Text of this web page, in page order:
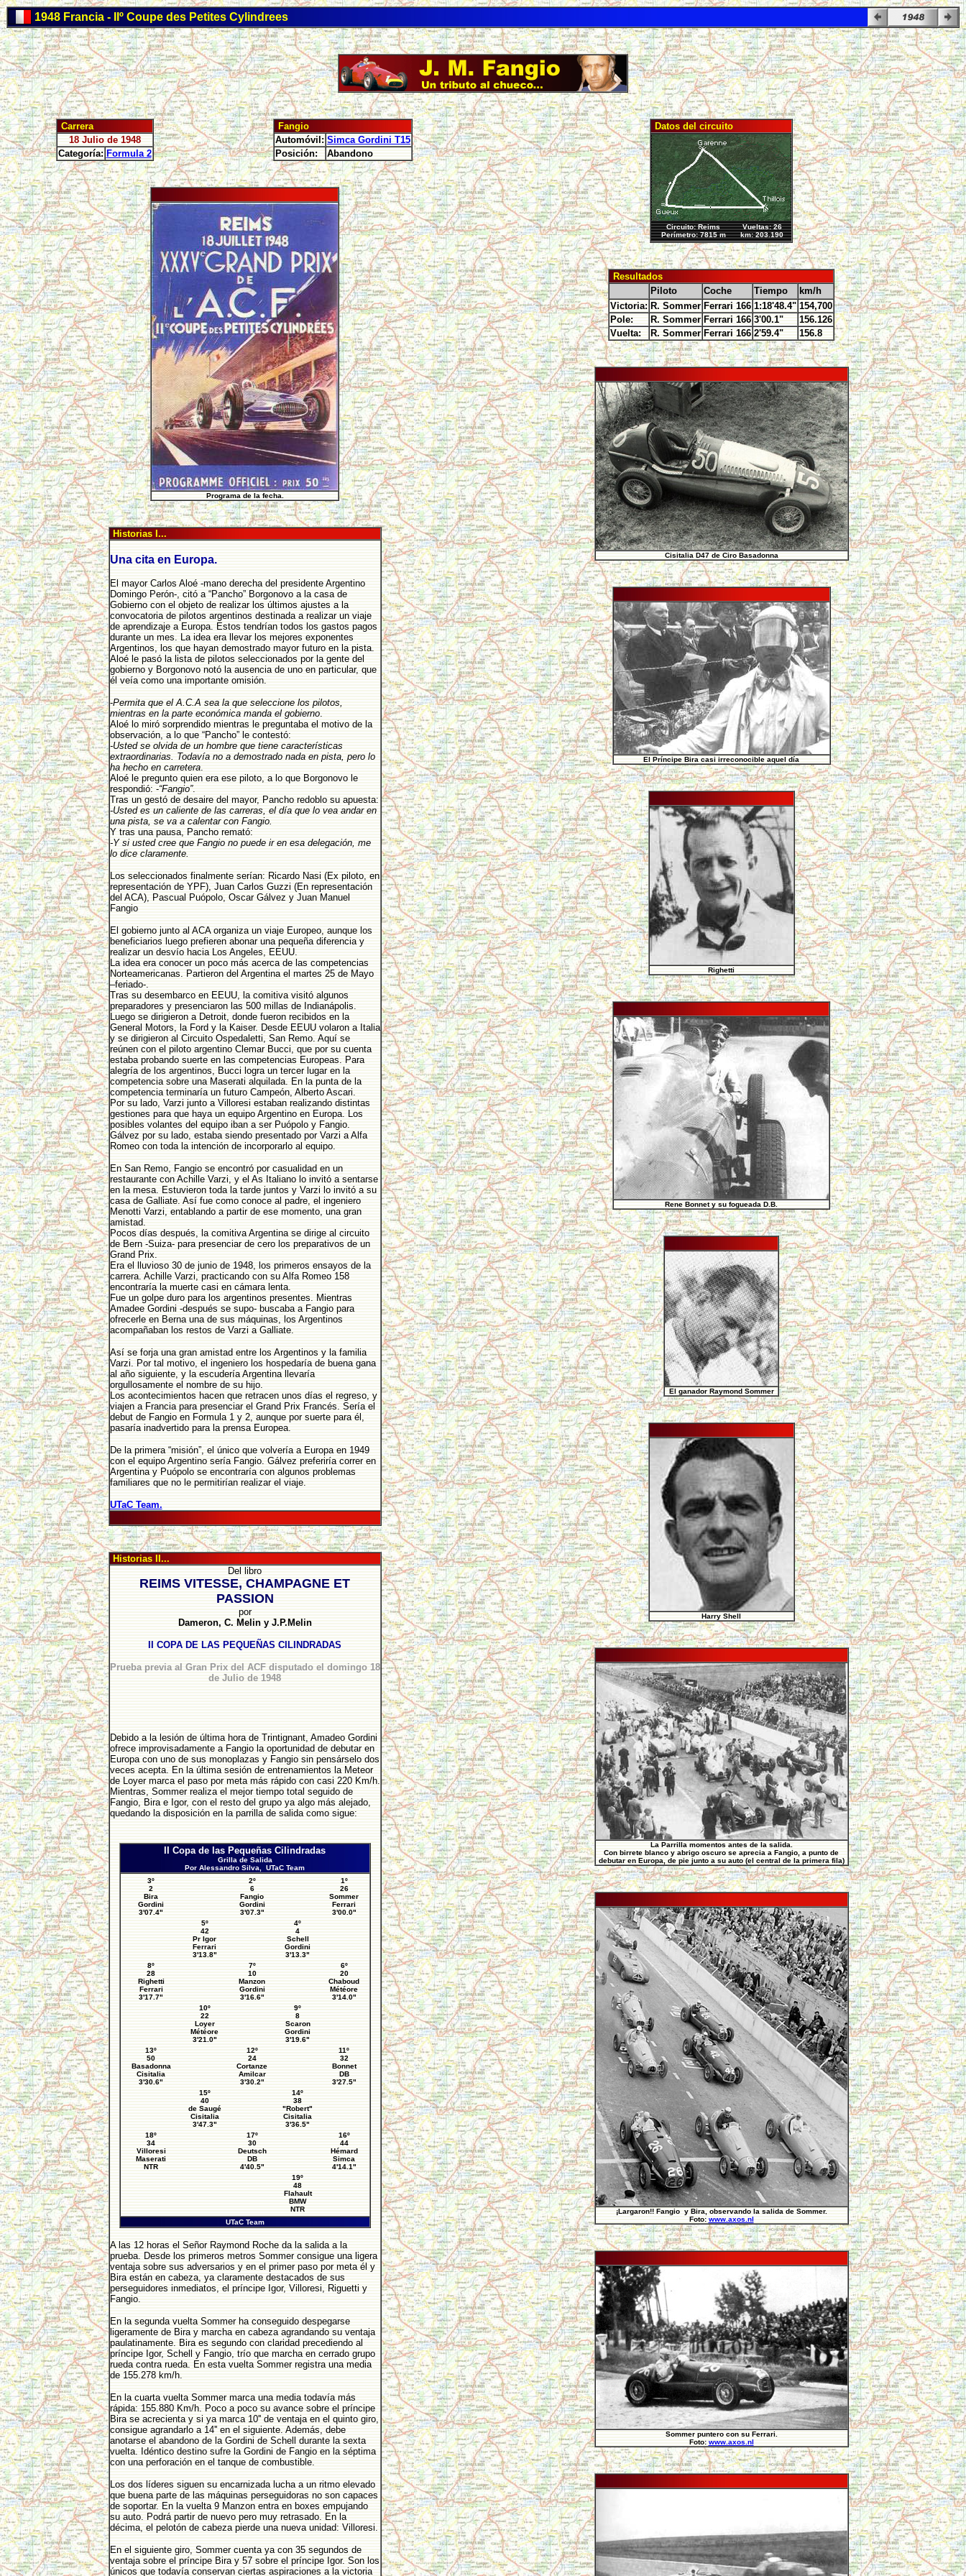
1948 Francia - IIº Coupe des Petites Cylindrees
Carrera
18 Julio de 1948
Categoría: Formula 2
Fangio
Automóvil: Simca Gordini T15
Posición:
Abandono
Programa de la fecha.
Historias I...
Una cita en Europa.
El mayor Carlos Aloé -mano derecha del presidente Argentino
Domingo Perón-, citó a “Pancho” Borgonovo a la casa de
Gobierno con el objeto de realizar los últimos ajustes a la
convocatoria de pilotos argentinos destinada a realizar un viaje
de aprendizaje a Europa. Estos tendrían todos los gastos pagos
durante un mes. La idea era llevar los mejores exponentes
Argentinos, los que hayan demostrado mayor futuro en la pista.
Aloé le pasó la lista de pilotos seleccionados por la gente del
gobierno y Borgonovo notó la ausencia de uno en particular, que
él veía como una importante omisión.
-Permita que el A.C.A sea la que seleccione los pilotos,
mientras en la parte económica manda el gobierno.
Aloé lo miró sorprendido mientras le preguntaba el motivo de la
observación, a lo que “Pancho” le contestó:
-Usted se olvida de un hombre que tiene características
extraordinarias. Todavía no a demostrado nada en pista, pero lo
ha hecho en carretera.
Aloé le pregunto quien era ese piloto, a lo que Borgonovo le
respondió: -“Fangio”.
Tras un gestó de desaire del mayor, Pancho redoblo su apuesta:
-Usted es un caliente de las carreras, el día que lo vea andar en
una pista, se va a calentar con Fangio.
Y tras una pausa, Pancho remató:
-Y si usted cree que Fangio no puede ir en esa delegación, me
lo dice claramente.
Los seleccionados finalmente serían: Ricardo Nasi (Ex piloto, en
representación de YPF), Juan Carlos Guzzi (En representación
del ACA), Pascual Puópolo, Oscar Gálvez y Juan Manuel
Fangio
El gobierno junto al ACA organiza un viaje Europeo, aunque los
beneficiarios luego prefieren abonar una pequeña diferencia y
realizar un desvío hacia Los Angeles, EEUU.
La idea era conocer un poco más acerca de las competencias
Norteamericanas. Partieron del Argentina el martes 25 de Mayo
–feriado-.
Tras su desembarco en EEUU, la comitiva visitó algunos
preparadores y presenciaron las 500 millas de Indianápolis.
Luego se dirigieron a Detroit, donde fueron recibidos en la
General Motors, la Ford y la Kaiser. Desde EEUU volaron a Italia
y se dirigieron al Circuito Ospedaletti, San Remo. Aquí se
reúnen con el piloto argentino Clemar Bucci, que por su cuenta
estaba probando suerte en las competencias Europeas. Para
alegría de los argentinos, Bucci logra un tercer lugar en la
competencia sobre una Maserati alquilada. En la punta de la
competencia terminaría un futuro Campeón, Alberto Ascari.
Por su lado, Varzi junto a Villoresi estaban realizando distintas
gestiones para que haya un equipo Argentino en Europa. Los
posibles volantes del equipo iban a ser Puópolo y Fangio.
Gálvez por su lado, estaba siendo presentado por Varzi a Alfa
Romeo con toda la intención de incorporarlo al equipo.
En San Remo, Fangio se encontró por casualidad en un
restaurante con Achille Varzi, y el As Italiano lo invitó a sentarse
en la mesa. Estuvieron toda la tarde juntos y Varzi lo invitó a su
casa de Galliate. Así fue como conoce al padre, el ingeniero
Menotti Varzi, entablando a partir de ese momento, una gran
amistad.
Pocos días después, la comitiva Argentina se dirige al circuito
de Bern -Suiza- para presenciar de cero los preparativos de un
Grand Prix.
Era el lluvioso 30 de junio de 1948, los primeros ensayos de la
carrera. Achille Varzi, practicando con su Alfa Romeo 158
encontraría la muerte casi en cámara lenta.
Fue un golpe duro para los argentinos presentes. Mientras
Amadee Gordini -después se supo- buscaba a Fangio para
ofrecerle en Berna una de sus máquinas, los Argentinos
acompañaban los restos de Varzi a Galliate.
Así se forja una gran amistad entre los Argentinos y la familia
Varzi. Por tal motivo, el ingeniero los hospedaría de buena gana
al año siguiente, y la escudería Argentina llevaría
orgullosamente el nombre de su hijo.
Los acontecimientos hacen que retracen unos días el regreso, y
viajen a Francia para presenciar el Grand Prix Francés. Sería el
debut de Fangio en Formula 1 y 2, aunque por suerte para él,
pasaría inadvertido para la prensa Europea.
De la primera “misión”, el único que volvería a Europa en 1949
con el equipo Argentino sería Fangio. Gálvez preferiría correr en
Argentina y Puópolo se encontraría con algunos problemas
familiares que no le permitirían realizar el viaje.
UTaC Team.
Historias II...
Del libro
REIMS VITESSE, CHAMPAGNE ET
PASSION
por
Dameron, C. Melin y J.P.Melin
II COPA DE LAS PEQUEÑAS CILINDRADAS
Prueba previa al Gran Prix del ACF disputado el domingo 18
de Julio de 1948
Debido a la lesión de última hora de Trintignant, Amadeo Gordini
ofrece improvisadamente a Fangio la oportunidad de debutar en
Europa con uno de sus monoplazas y Fangio sin pensárselo dos
veces acepta. En la última sesión de entrenamientos la Meteor
de Loyer marca el paso por meta más rápido con casi 220 Km/h.
Mientras, Sommer realiza el mejor tiempo total seguido de
Fangio, Bira e Igor, con el resto del grupo ya algo más alejado,
quedando la disposición en la parrilla de salida como sigue:
II Copa de las Pequeñas Cilindradas
Grilla de Salida
Por Alessandro Silva, UTaC Team
3º
2
Bira
Gordini
3'07.4"
2º
6
Fangio
Gordini
3'07.3"
1º
26
Sommer
Ferrari
3'00.0"
5º
42
Pr Igor
Ferrari
3'13.8"
4º
4
Schell
Gordini
3'13.3"
8º
28
Righetti
Ferrari
3'17.7"
7º
10
Manzon
Gordini
3'16.6"
6º
20
Chaboud
Météore
3'14.0"
10º
22
Loyer
Météore
3'21.0"
9º
8
Scaron
Gordini
3'19.6"
13º
50
Basadonna
Cisitalia
3'30.6"
12º
24
Cortanze
Amilcar
3'30.2"
11º
32
Bonnet
DB
3'27.5"
15º
40
de Saugé
Cisitalia
3'47.3"
14º
38
"Robert"
Cisitalia
3'36.5"
18º
34
Villoresi
Maserati
NTR
17º
30
Deutsch
DB
4'40.5"
16º
44
Hémard
Simca
4'14.1"
19º
48
Flahault
BMW
NTR
UTaC Team
A las 12 horas el Señor Raymond Roche da la salida a la
prueba. Desde los primeros metros Sommer consigue una ligera
ventaja sobre sus adversarios y en el primer paso por meta él y
Bira están en cabeza, ya claramente destacados de sus
perseguidores inmediatos, el príncipe Igor, Villoresi, Riguetti y
Fangio.
En la segunda vuelta Sommer ha conseguido despegarse
ligeramente de Bira y marcha en cabeza agrandando su ventaja
paulatinamente. Bira es segundo con claridad precediendo al
príncipe Igor, Schell y Fangio, trío que marcha en cerrado grupo
rueda contra rueda. En esta vuelta Sommer registra una media
de 155.278 km/h.
En la cuarta vuelta Sommer marca una media todavía más
rápida: 155.880 Km/h. Poco a poco su avance sobre el príncipe
Bira se acrecienta y si ya marca 10'' de ventaja en el quinto giro,
consigue agrandarlo a 14'' en el siguiente. Además, debe
anotarse el abandono de la Gordini de Schell durante la sexta
vuelta. Idéntico destino sufre la Gordini de Fangio en la séptima
con una perforación en el tanque de combustible.
Los dos líderes siguen su encarnizada lucha a un ritmo elevado
que buena parte de las máquinas perseguidoras no son capaces
de soportar. En la vuelta 9 Manzon entra en boxes empujando
su auto. Podrá partir de nuevo pero muy retrasado. En la
décima, el pelotón de cabeza pierde una nueva unidad: Villoresi.
En el siguiente giro, Sommer cuenta ya con 35 segundos de
ventaja sobre el príncipe Bira y 57 sobre el príncipe Igor. Son los
únicos que todavía conservan ciertas aspiraciones a la victoria
Datos del circuito
Circuito: Reims
Perímetro: 7815 m
Vueltas: 26
km: 203.190
Resultados
Piloto
Coche Tiempo
km/h
Victoria: R. Sommer Ferrari 166 1:18'48.4" 154,700
Pole:
R. Sommer Ferrari 166 3'00.1"
156.126
Vuelta:
R. Sommer Ferrari 166 2'59.4" 156.8
Cisitalia D47 de Ciro Basadonna
El Príncipe Bira casi irreconocible aquel día
Righetti
Rene Bonnet y su fogueada D.B.
El ganador Raymond Sommer
Harry Shell
La Parrilla momentos antes de la salida.
Con birrete blanco y abrigo oscuro se aprecia a Fangio, a punto de
debutar en Europa, de pie junto a su auto (el central de la primera fila)
¡Largaron!! Fangio y Bira, observando la salida de Sommer.
Foto: www.axos.nl
Sommer puntero con su Ferrari.
Foto: www.axos.nl